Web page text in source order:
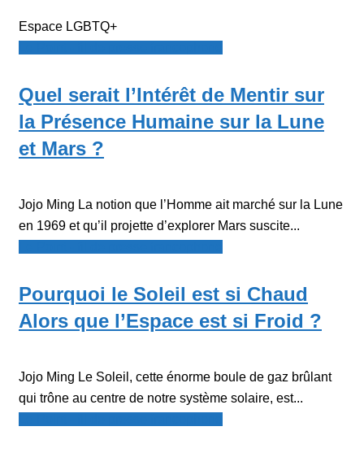
Espace LGBTQ+
Quel serait l’Intérêt de Mentir sur
la Présence Humaine sur la Lune
et Mars ?
Jojo Ming La notion que l’Homme ait marché sur la Lune
en 1969 et qu’il projette d’explorer Mars suscite...
Pourquoi le Soleil est si Chaud
Alors que l’Espace est si Froid ?
Jojo Ming Le Soleil, cette énorme boule de gaz brûlant
qui trône au centre de notre système solaire, est...